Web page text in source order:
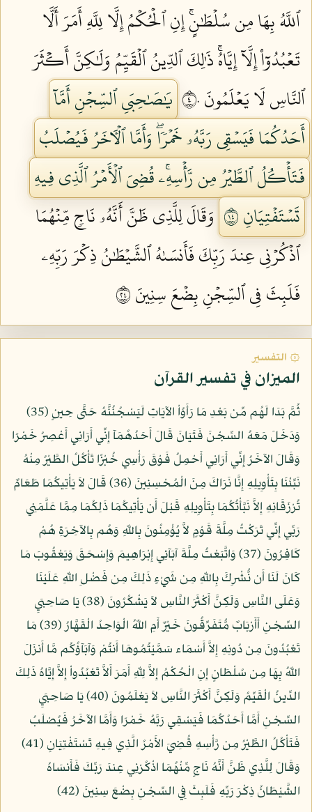
ٱللَّهُ بِهَا مِن سُلۡطَٰنٍۚ إِنِ ٱلۡحُكۡمُ إِلَّا لِلَّهِ أَمَرَ أَلَّا
تَعۡبُدُوٓاْ إِلَّآ إِيَّاهُۚ ذَٰلِكَ ٱلدِّينُ ٱلۡقَيِّمُ وَلَٰكِنَّ أَكۡثَرَ
ٱلنَّاسِ لَا يَعۡلَمُونَ ٤٠
يَٰصَٰحِبَيِ ٱلسِّجۡنِ أَمَّآ
أَحَدُكُمَا فَيَسۡقِي رَبَّهُۥ خَمۡرٗاۖ وَأَمَّا ٱلۡأٓخَرُ فَيُصۡلَبُ
فَتَأۡكُلُ ٱلطَّيۡرُ مِن رَّأۡسِهِۦۚ قُضِيَ ٱلۡأَمۡرُ ٱلَّذِي فِيهِ
تَسۡتَفۡتِيَانِ ٤١
وَقَالَ لِلَّذِي ظَنَّ أَنَّهُۥ نَاجٖ مِّنۡهُمَا
ٱذۡكُرۡنِي عِندَ رَبِّكَ فَأَنسَىٰهُ ٱلشَّيۡطَٰنُ ذِكۡرَ رَبِّهِۦ
فَلَبِثَ فِي ٱلسِّجۡنِ بِضۡعَ سِنِينَ ٤٢
۞ التفسير
الميزان في تفسير القرآن
ثُمَّ بَدَا لَهُم مِّن بَعْدِ مَا رَأَوُاْ الآيَاتِ لَيَسْجُنُنَّهُ حَتَّى حِينٍ (35)
وَدَخَلَ مَعَهُ السِّجْنَ فَتَيَانَ قَالَ أَحَدُهُمَآ إِنِّي أَرَانِي أَعْصِرُ خَمْرًا
وَقَالَ الآخَرُ إِنِّي أَرَانِي أَحْمِلُ فَوْقَ رَأْسِي خُبْزًا تَأْكُلُ الطَّيْرُ مِنْهُ
نَبِّئْنَا بِتَأْوِيلِهِ إِنَّا نَرَاكَ مِنَ الْمُحْسِنِينَ (36) قَالَ لاَ يَأْتِيكُمَا طَعَامٌ
تُرْزَقَانِهِ إِلاَّ نَبَّأْتُكُمَا بِتَأْوِيلِهِ قَبْلَ أَن يَأْتِيكُمَا ذَلِكُمَا مِمَّا عَلَّمَنِي
رَبِّي إِنِّي تَرَكْتُ مِلَّةَ قَوْمٍ لاَّ يُؤْمِنُونَ بِاللّهِ وَهُم بِالآخِرَةِ هُمْ
كَافِرُونَ (37) وَاتَّبَعْتُ مِلَّةَ آبَآئِي إِبْرَاهِيمَ وَإِسْحَقَ وَيَعْقُوبَ مَا
كَانَ لَنَا أَن نُّشْرِكَ بِاللّهِ مِن شَيْءٍ ذَلِكَ مِن فَضْلِ اللّهِ عَلَيْنَا
وَعَلَى النَّاسِ وَلَكِنَّ أَكْثَرَ النَّاسِ لاَ يَشْكُرُونَ (38) يَا صَاحِبَيِ
السِّجْنِ أَأَرْبَابٌ مُّتَفَرِّقُونَ خَيْرٌ أَمِ اللّهُ الْوَاحِدُ الْقَهَّارُ (39) مَا
تَعْبُدُونَ مِن دُونِهِ إِلاَّ أَسْمَاء سَمَّيْتُمُوهَا أَنتُمْ وَآبَآؤُكُم مَّا أَنزَلَ
اللّهُ بِهَا مِن سُلْطَانٍ إِنِ الْحُكْمُ إِلاَّ لِلّهِ أَمَرَ أَلاَّ تَعْبُدُواْ إِلاَّ إِيَّاهُ ذَلِكَ
الدِّينُ الْقَيِّمُ وَلَكِنَّ أَكْثَرَ النَّاسِ لاَ يَعْلَمُونَ (40) يَا صَاحِبَيِ
السِّجْنِ أَمَّا أَحَدُكُمَا فَيَسْقِي رَبَّهُ خَمْرًا وَأَمَّا الآخَرُ فَيُصْلَبُ
فَتَأْكُلُ الطَّيْرُ مِن رَّأْسِهِ قُضِيَ الأَمْرُ الَّذِي فِيهِ تَسْتَفْتِيَانِ (41)
وَقَالَ لِلَّذِي ظَنَّ أَنَّهُ نَاجٍ مِّنْهُمَا اذْكُرْنِي عِندَ رَبِّكَ فَأَنسَاهُ
الشَّيْطَانُ ذِكْرَ رَبِّهِ فَلَبِثَ فِي السِّجْنِ بِضْعَ سِنِينَ (42)